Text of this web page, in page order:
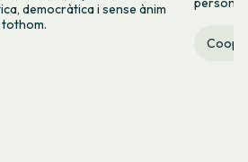
democràtica i sense ànim
tothom.